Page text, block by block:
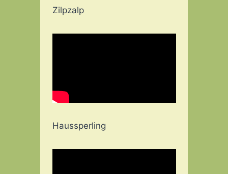
Zilpzalp
Haussperling